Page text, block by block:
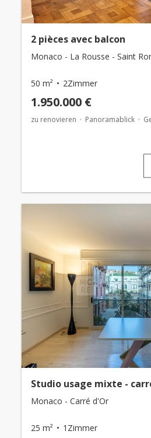
2 pièces avec balcon
Monaco - La Rousse - Saint
50 m² 2Zimmer
1.950.000 €
zu renovieren Panoramablick
Studio usage mixte -
Monaco - Carré d'Or
25 m² 1Zimmer